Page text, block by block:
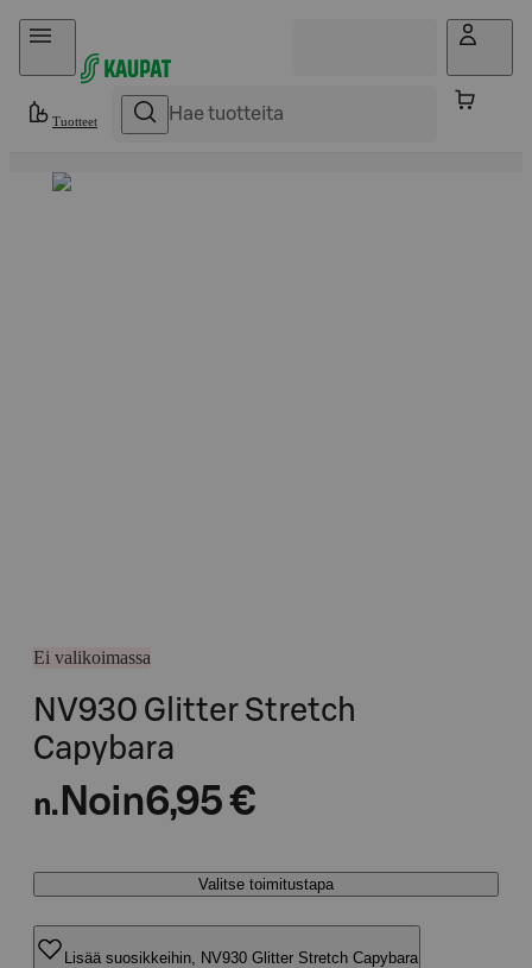
Hyppää sisältöön
Tuotteet
Ei valikoimassa
NV930 Glitter Stretch
Capybara
n. Noin6,95 €
Valitse toimitustapa
Lisää suosikkeihin, NV930 Glitter Stretch Capybara